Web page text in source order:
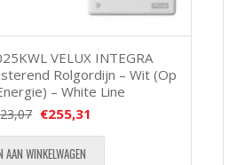
VELUX INTEGRA
Rolgordijn – Wit (Op
– White Line
€255,31
AAN WINKELWAGEN